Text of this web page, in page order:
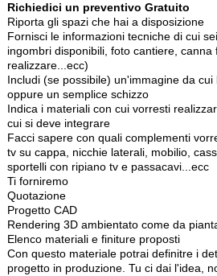
Richiedici un preventivo Gratuito
Riporta gli spazi che hai a disposizione
Fornisci le informazioni tecniche di cui
ingombri disponibili, foto cantiere,
realizzare...ecc)
Includi (se possibile) un'immagine da
oppure un semplice schizzo
Indica i materiali con cui vorresti
cui si deve integrare
Facci sapere con quali complementi
tv su cappa, nicchie laterali, mobilio,
sportelli con ripiano tv e passacavi...ecc
Ti forniremo
Quotazione
Progetto CAD
Rendering 3D ambientato come da
Elenco materiali e finiture proposti
Con questo materiale potrai definitre i
progetto in produzione. Tu ci dai l'idea,